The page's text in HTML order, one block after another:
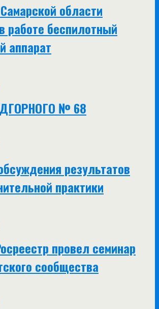
области
работе беспилотный
аппарат
№ 68
результатов
практики
провел семинар
сообщества